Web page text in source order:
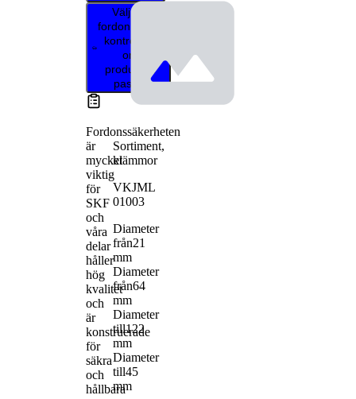
Välj ditt
fordon för att
kontrollera
om
produkten
passar
Fordonssäkerheten
är
mycket
viktig
för
SKF
och
våra
delar
håller
hög
kvalitet
och
är
konstruerade
för
säkra
och
hållbara
Sortiment,
klämmor
VKJML
01003
Diameter
från21
mm
Diameter
från64
mm
Diameter
till122
mm
Diameter
till45
mm